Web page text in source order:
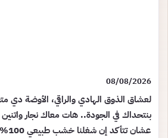
08/08/2026
لعشاق الذوق الهادي والراقي، الأوضة دي
بنتحداك في الجودة.. هات معاك نجار